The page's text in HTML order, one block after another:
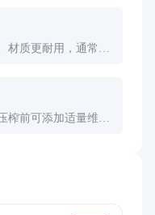
材质更耐用，通常具
榨前可添加适量维生